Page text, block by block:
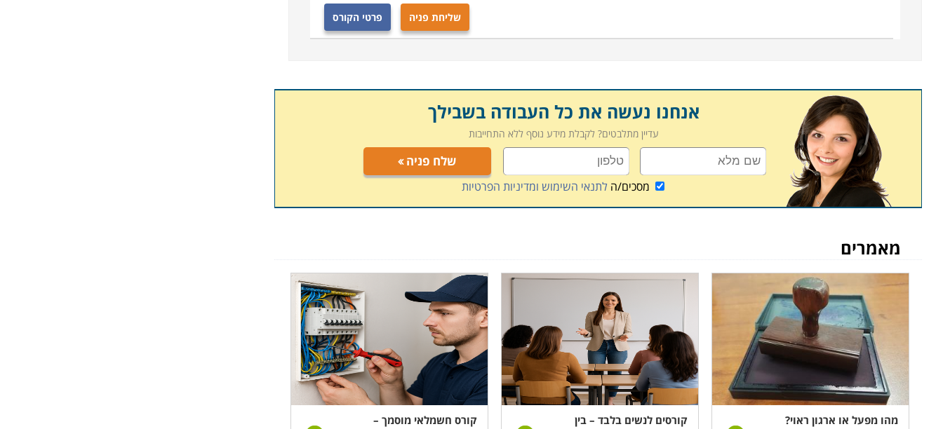
שליחת פניה פרטי הקורס
אנחנו נעשה את כל העבודה בשבילך
עדיין מתלבטים? לקבלת מידע נוסף ללא התחייבות
שלח פניה
מסכים/הלתנאי השימוש ומדיניות הפרטיות
מאמרים
מהו מפעל או ארגון ראוי?
קורסים לנשים בלבד – בין
קורס חשמלאי מוסמך –